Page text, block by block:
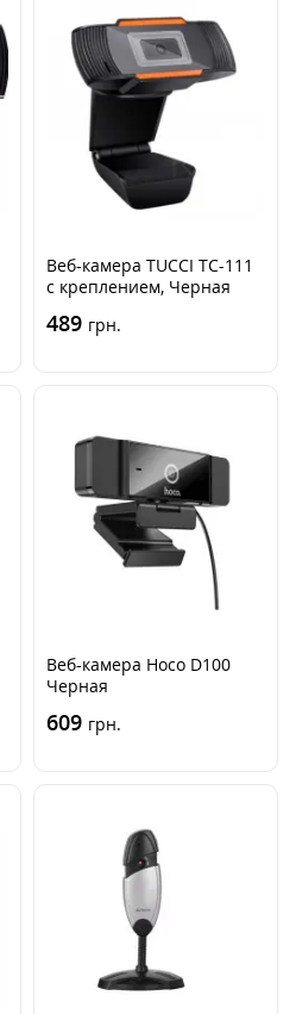
Веб-камера TUCCI TC-111
с креплением, Черная
489 грн.
Веб-камера Hoco D100
Черная
609 грн.